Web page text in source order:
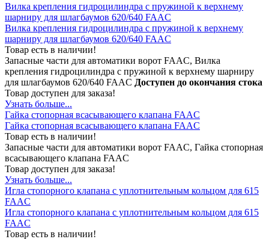
Вилка крепления гидроцилиндра с пружиной к верхнему
шарниру для шлагбаумов 620/640 FAAC
Вилка крепления гидроцилиндра с пружиной к верхнему
шарниру для шлагбаумов 620/640 FAAC
Товар есть в наличии!
Запасные части для автоматики ворот FAAC, Вилка
крепления гидроцилиндра с пружиной к верхнему шарниру
для шлагбаумов 620/640 FAAC Доступен до окончания стока
Товар доступен для заказа!
Узнать больше...
Гайка стопорная всасывающего клапана FAAC
Гайка стопорная всасывающего клапана FAAC
Товар есть в наличии!
Запасные части для автоматики ворот FAAC, Гайка стопорная
всасывающего клапана FAAC
Товар доступен для заказа!
Узнать больше...
Игла стопорного клапана с уплотнительным кольцом для 615
FAAC
Игла стопорного клапана с уплотнительным кольцом для 615
FAAC
Товар есть в наличии!